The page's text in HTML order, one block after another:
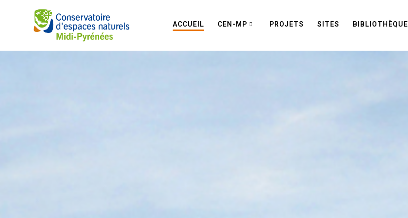
ACCUEIL CEN-MP PROJETS SITES BIBLIOTHÈQUE